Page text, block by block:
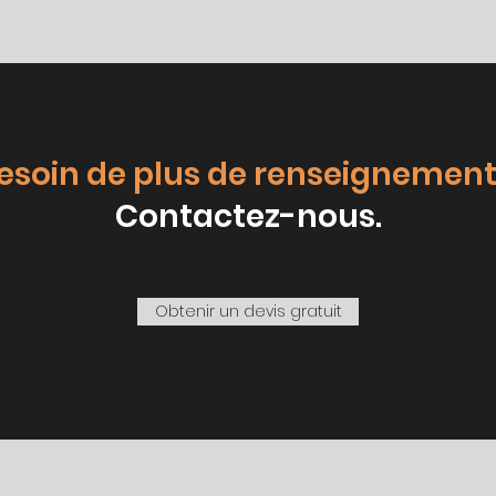
de plus de
Contactez-nous.
Obtenir un devis gratuit